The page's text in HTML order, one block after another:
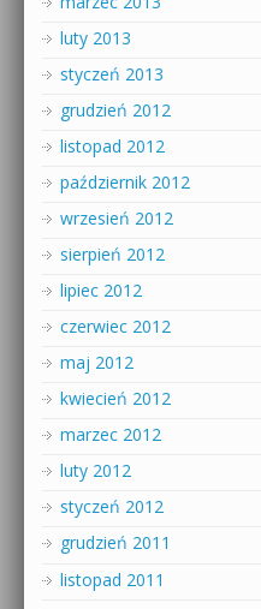
luty 2013
styczeń 2013
grudzień 2012
listopad 2012
październik 2012
wrzesień 2012
sierpień 2012
lipiec 2012
czerwiec 2012
maj 2012
kwiecień 2012
marzec 2012
luty 2012
styczeń 2012
grudzień 2011
listopad 2011